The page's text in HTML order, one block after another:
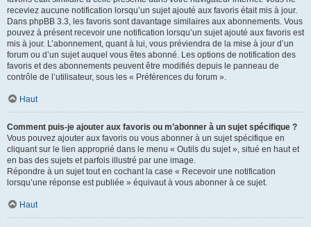
receviez aucune notification lorsqu’un sujet ajouté aux favoris était mis à jour.
Dans phpBB 3.3, les favoris sont davantage similaires aux abonnements. Vous
pouvez à présent recevoir une notification lorsqu’un sujet ajouté aux favoris est
mis à jour. L’abonnement, quant à lui, vous préviendra de la mise à jour d’un
forum ou d’un sujet auquel vous êtes abonné. Les options de notification des
favoris et des abonnements peuvent être modifiés depuis le panneau de
contrôle de l’utilisateur, sous les « Préférences du forum ».
Haut
Comment puis-je ajouter aux favoris ou m’abonner à un sujet spécifique ?
Vous pouvez ajouter aux favoris ou vous abonner à un sujet spécifique en
cliquant sur le lien approprié dans le menu « Outils du sujet », situé en haut et
en bas des sujets et parfois illustré par une image.
Répondre à un sujet tout en cochant la case « Recevoir une notification
lorsqu’une réponse est publiée » équivaut à vous abonner à ce sujet.
Haut